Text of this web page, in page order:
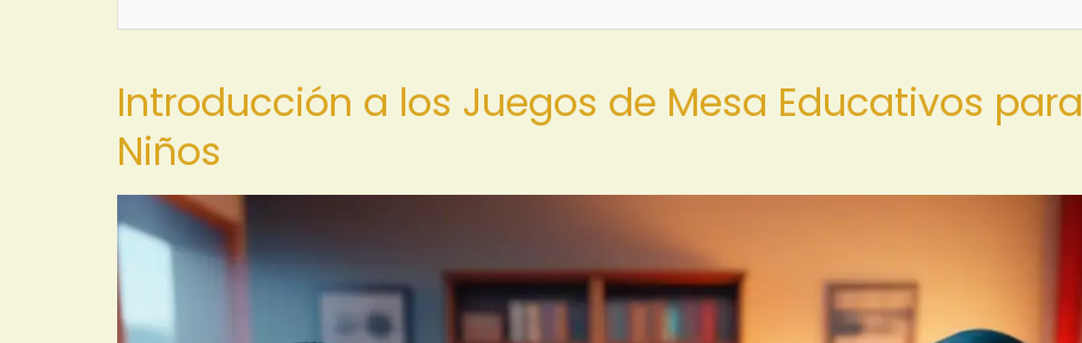
Introducción a los Juegos de Mesa Educativos para
Niños